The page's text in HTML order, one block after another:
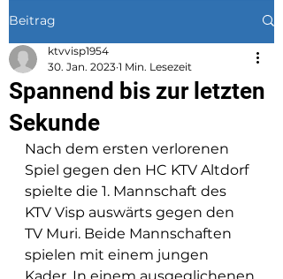
Beitrag
Spannend bis zur letzten
Sekunde
ktvvisp1954
30. Jan. 2023 1 Min. Lesezeit
Nach dem ersten verlorenen
Spiel gegen den HC KTV Altdorf
spielte die 1. Mannschaft des
KTV Visp auswärts gegen den
TV Muri. Beide Mannschaften
spielen mit einem jungen